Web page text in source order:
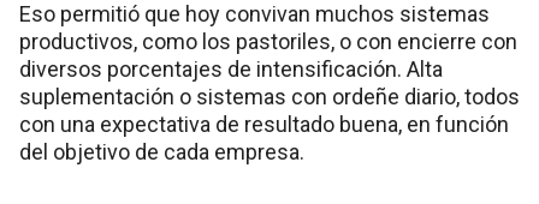
Eso permitió que hoy convivan muchos sistemas
productivos, como los pastoriles, o con encierre con
diversos porcentajes de intensificación. Alta
suplementación o sistemas con ordeñe diario, todos
con una expectativa de resultado buena, en función
del objetivo de cada empresa.